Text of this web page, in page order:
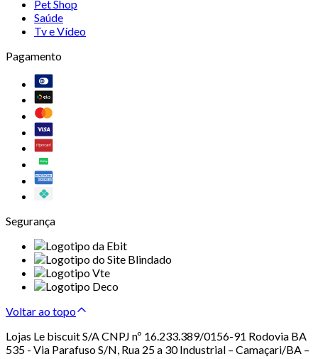
Pet Shop
Saúde
Tv e Vídeo
Pagamento
Segurança
Voltar ao topo
Lojas Le biscuit S/A CNPJ nº 16.233.389/0156-91 Rodovia BA
535 - Via Parafuso S/N, Rua 25 a 30 Industrial – Camaçari/BA –